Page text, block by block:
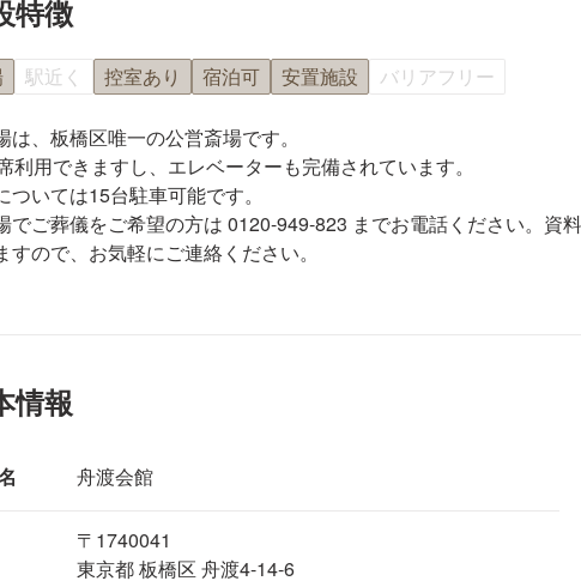
特徴
駅近く 控室あり 宿泊可 安置施設 バリアフリー
は、板橋区唯一の公営斎場です。
利用できますし、エレベーターも完備されています。
ついては15台駐車可能です。
でご葬儀をご希望の方は 0120-949-823 までお電話ください。資
すので、お気軽にご連絡ください。
情報
舟渡会館
〒1740041
東京都 板橋区 舟渡4-14-6